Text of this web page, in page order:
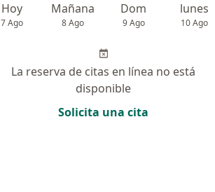
Hoy
7 Ago
Mañana
8 Ago
Dom
9 Ago
lunes
10 Ago
La reserva de citas en línea no está
disponible
Solicita una cita